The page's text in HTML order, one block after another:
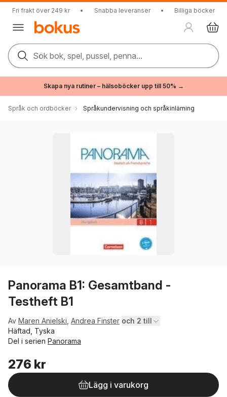
Fri frakt över 249 kr • Snabba leveranser • Billiga böcker
Sök bok, spel, pussel, penna...
Skapa nya rutiner – hälsoböcker upp till 50% →
Språk och ordböcker Språkundervisning och språkinlärning
Panorama B1: Gesamtband -
Testheft B1
Av Maren Anielski Andrea Finster och 2 till
Häftad, Tyska
Del i serien Panorama
276 kr
Lägg i varukorg